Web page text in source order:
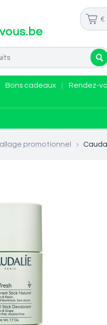
€
Bons cadeaux
Rendez-
promotionnel >